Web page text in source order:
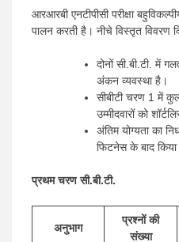
आरआरबी एनटीपीसी परीक्षा
पालन करती है। नीचे विस्तृत विवरण
दोनों सी.बी.टी. में
अंकन व्यवस्था है।
सीबीटी चरण 1 में
उम्मीदवारों को
अंतिम योग्यता का
फिटनेस के बाद किया
प्रथम चरण सी.बी.टी.
अनुभाग
प्रश्नों की
संख्या